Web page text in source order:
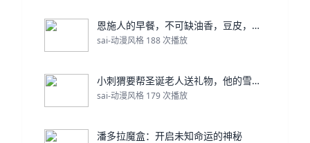
恩施人的早餐，不可缺油香，豆皮，格格
sai-动漫风格 188 次播放
小刺猬要帮圣诞老人送礼物，他的雪橇却翻倒在雪地上。
sai-动漫风格 179 次播放
潘多拉魔盒：开启未知命运的神秘